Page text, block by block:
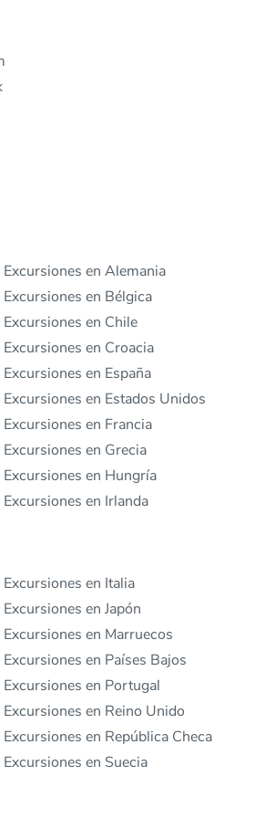
en Alemania
en Bélgica
en Chile
en Croacia
en España
en Estados Unidos
en Francia
en Grecia
en Hungría
en Irlanda
en Italia
en Japón
en Marruecos
en Países Bajos
en Portugal
en Reino Unido
en República Checa
en Suecia